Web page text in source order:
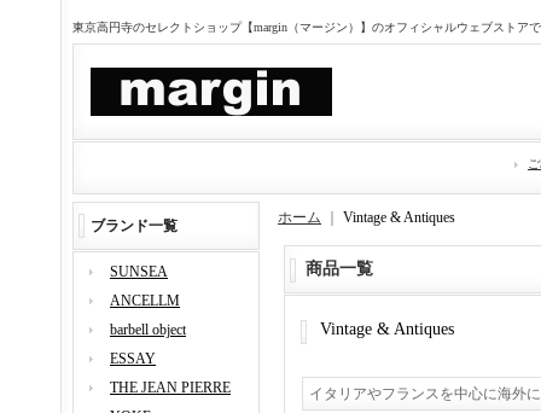
東京高円寺のセレクトショップ【margin（マージン）】のオフィシャルウェブストア
ブランド一覧
SUNSEA
ANCELLM
barbell object
ESSAY
THE JEAN PIERRE
ホーム Vintage & Antiques
商品一覧
Vintage & Antiques
イタリアやフランスを中心に海外